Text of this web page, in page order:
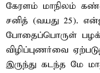
கேரளம் மாநிலம்
சனித் (வயது 25).
போதைப்பொருள்
விழிப்புணர்வை
இருந்து கடந்த மே